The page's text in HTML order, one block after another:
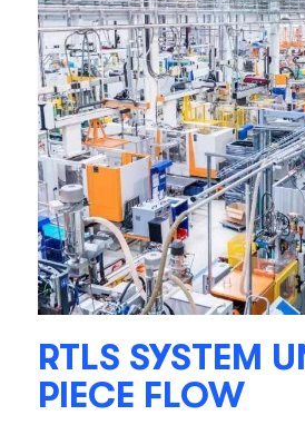
RTLS SYSTEM
PIECE FLOW